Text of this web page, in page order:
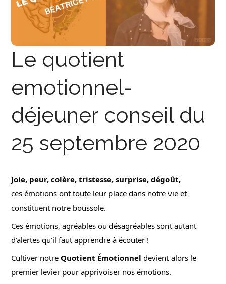
Le quotient
emotionnel-
déjeuner conseil du
25 septembre 2020
Joie, peur, colère, tristesse, surprise, dégoût,
ces émotions ont toute leur place dans notre vie et
constituent notre boussole.
Ces émotions, agréables ou désagréables sont autant
d’alertes qu’il faut apprendre à écouter !
Cultiver notre Quotient Émotionnel devient alors le
premier levier pour apprivoiser nos émotions.